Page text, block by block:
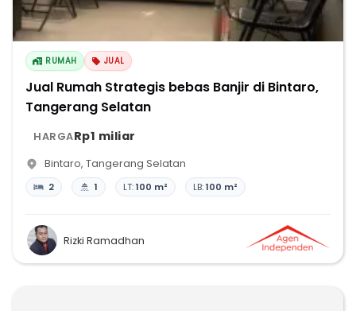
RUMAH JUAL
Jual Rumah Strategis bebas Banjir di Bintaro,
Tangerang Selatan
HARGARp1 miliar
Bintaro, Tangerang Selatan
2 1 LT:100 m² LB:100 m²
Rizki Ramadhan